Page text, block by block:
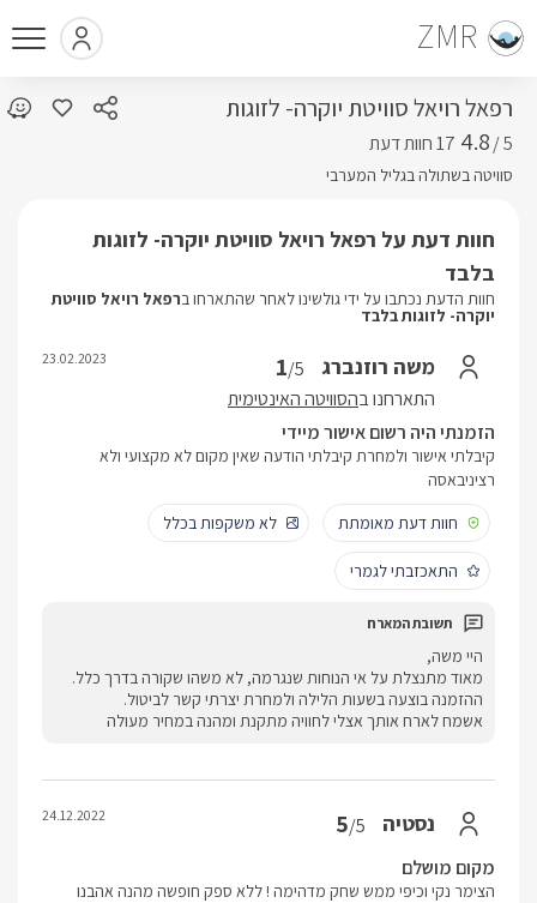
ZMR
רפאל רויאל סוויטת יוקרה- לזוגות
בלבד
5 /
4.8
סוויטה בשתולה בגליל המערבי
חוות דעת על רפאל רויאל סוויטת יוקרה- לזוגות
בלבד
חוות הדעת נכתבו על ידי גולשינו לאחר שהתארחו ברפאל רויאל סוויטת
יוקרה- לזוגות בלבד
משה רוזנברג 1/5
התארחנו בהסוויטה האינטימית
23.02.2023
הזמנתי היה רשום אישור מיידי
קיבלתי אישור ולמחרת קיבלתי הודעה שאין מקום לא מקצועי ולא
רציניבאסה
חוות דעת מאומתת
לא משקפות בכלל
התאכזבתי לגמרי
היי משה,
מאוד מתנצלת על אי הנוחות שנגרמה, לא משהו שקורה בדרך כלל.
ההזמנה בוצעה בשעות הלילה ולמחרת יצרתי קשר לביטול.
אשמח לארח אותך אצלי לחוויה מתקנת ומהנה במחיר מעולה
נסטיה 5/5
24.12.2022
מקום מושלם
הצימר נקי וכיפי ממש שחק מדהימה ! ללא ספק חופשה מהנה אהבנו